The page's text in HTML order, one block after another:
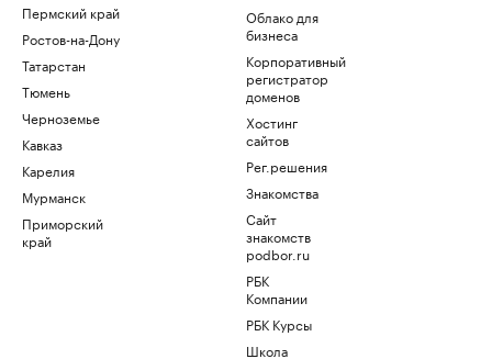
Пермский край
Ростов-на-Дону
Татарстан
Тюмень
Черноземье
Кавказ
Карелия
Мурманск
Приморский
край
Облако для
бизнеса
Корпоративный
регистратор
доменов
Хостинг
сайтов
Рег.решения
Знакомства
Сайт
знакомств
podbor.ru
РБК
Компании
РБК Курсы
Школа